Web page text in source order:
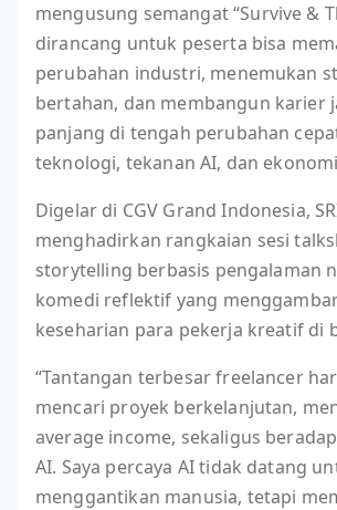
mengusung semangat “Survive &
dirancang untuk peserta bisa
perubahan industri, menemukan
bertahan, dan membangun karier
panjang di tengah perubahan
teknologi, tekanan AI, dan
Digelar di CGV Grand Indonesia,
menghadirkan rangkaian sesi
storytelling berbasis pengalaman
komedi reflektif yang
keseharian para pekerja kreatif di
“Tantangan terbesar freelancer
mencari proyek berkelanjutan,
average income, sekaligus
AI. Saya percaya AI tidak datang
menggantikan manusia, tetapi